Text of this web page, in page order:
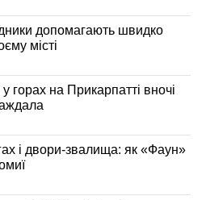
допомагають швидко
місті
горах на Прикарпатті вночі
і двори-звалища: як «Фаун»